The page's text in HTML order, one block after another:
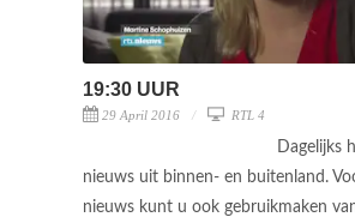
19:30 UUR
29 April 2016 RTL 4
Dagelijks
nieuws uit binnen- en buitenland.
nieuws kunt u ook gebruikmaken